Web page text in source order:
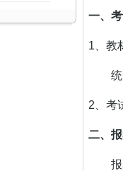
一、考
1、教
统一
2、考
二、
报名